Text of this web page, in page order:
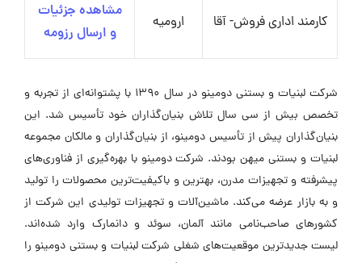
کارمند اداری فروش- آقا ارومیه
مشاهده جزئیات
و ارسال رزومه
شرکت لبنیات و بستنی دومینو در سال 1390 با پشتوانه‌ای از تجربه و
تخصص بیش از سی سال تلاش بنیان‌گذاران خود تأسیس شد. این
بنیان‌گذاران پیش از تأسیس دومینو، از بنیان‌گذاران و مالکان مجموعه
لبنیات و بستنی میهن بودند. شرکت دومینو با بهره‌گیری از فناوری‌های
پیشرفته و تجهیزات مدرن، بهترین و باکیفیت‌ترین محصولات را تولید
و به بازار عرضه می‌کند. ماشین‌آلات و تجهیزات تولیدی این شرکت از
کشورهای صاحب‌نامی مانند آلمان، سوئد و دانمارک وارد شده‌اند.
لیست جدیدترین موقعیت‌های شغلی شرکت لبنیات و بستنی دومینو را